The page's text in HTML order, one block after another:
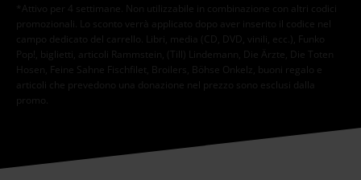
*Attivo per 4 settimane. Non utilizzabile in combinazione con altri codici
promozionali. Lo sconto verrà applicato dopo aver inserito il codice nel
campo dedicato del carrello. Libri, media (CD, DVD, vinili, ecc.), Funko
Pop!, biglietti, articoli Rammstein, (Till) Lindemann, Die Ärzte, Die Toten
Hosen, Feine Sahne Fischfilet, Broilers, Böhse Onkelz, buoni regalo e
articoli che prevedono una donazione nel prezzo sono esclusi dalla
promo.